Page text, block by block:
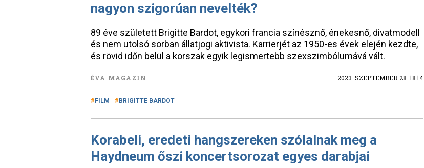
nagyon szigorúan nevelték?
89 éve született Brigitte Bardot, egykori francia színésznő, énekesnő, divatmodell
és nem utolsó sorban állatjogi aktivista. Karrierjét az 1950-es évek elején kezdte,
és rövid időn belül a korszak egyik legismertebb szexszimbólumává vált.
ÉVA MAGAZIN 2023. SZEPTEMBER 28. 18:14
FILM BRIGITTE BARDOT
Korabeli, eredeti hangszereken szólalnak meg a
Haydneum őszi koncertsorozat egyes darabjai